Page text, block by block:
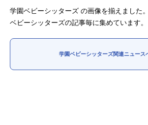
秋アニメ 冬アニ
男性声優/女性声優一覧
学園ベビーシッターズ の画像を揃えました
ベビーシッターズの記事毎に集めています。
学園ベビーシッターズ関連ニュース